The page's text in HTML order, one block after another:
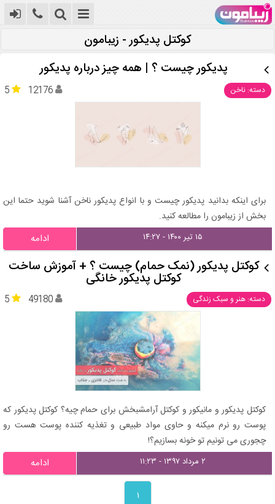
کوکتل پدیکور - زیبامون
پدیکور چیست ؟ | همه چیز درباره پدیکور
دسته: ناخن 5 12176
برای اینکه بدانید پدیکور چیست و با انواع پدیکور ناخن آشنا شوید حتما این
بخش از زیبامون را مطالعه کنید.
۱۵ تیر ۱۴۰۰ - ۱۴:۲۷ ادامه
کوکتل پدیکور (نمک حمام) چیست ؟ + آموزش ساخت
کوکتل پدیکور خانگی
دسته: هنر و سبک زندگی 5 49180
کوکتل پدیکور و مانیکور و کوکتل آرامشبخش برای حمام چیه؟ کوکتل پدیکور که
پوست رو نرم میکنه و حاوی مواد طبیعی و تغذیه کننده پوست هست رو
چجوری می تونیم تو خونه بسازیم؟!
۲ مرداد ۱۳۹۷ - ۱۱:۲۳ ادامه
۱